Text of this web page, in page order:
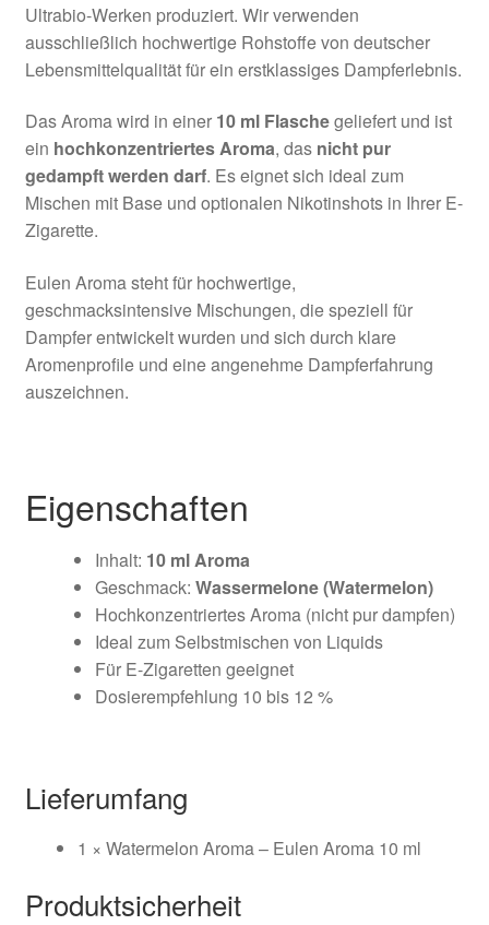
Ultrabio-Werken produziert. Wir verwenden
ausschließlich hochwertige Rohstoffe von deutscher
Lebensmittelqualität für ein erstklassiges Dampferlebnis.
Das Aroma wird in einer 10 ml Flaschegeliefert und ist
ein hochkonzentriertes Aroma, das nicht pur
gedampft werden darf. Es eignet sich ideal zum
Mischen mit Base und optionalen Nikotinshots in Ihrer E-
Zigarette.
Eulen Aroma steht für hochwertige,
geschmacksintensive Mischungen, die speziell für
Dampfer entwickelt wurden und sich durch klare
Aromenprofile und eine angenehme Dampferfahrung
auszeichnen.
Eigenschaften
Inhalt: 10 ml Aroma
Geschmack: Wassermelone (Watermelon)
Hochkonzentriertes Aroma (nicht pur dampfen)
Ideal zum Selbstmischen von Liquids
Für E-Zigaretten geeignet
Dosierempfehlung 10 bis 12 %
Lieferumfang
1 × Watermelon Aroma – Eulen Aroma 10 ml
Produktsicherheit